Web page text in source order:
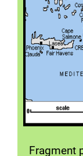
Fragment